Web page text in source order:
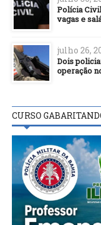
Polícia
vagas e
julho 26,
Dois
operação
CURSO